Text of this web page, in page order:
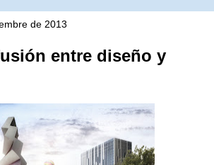
de 2013
entre diseño y